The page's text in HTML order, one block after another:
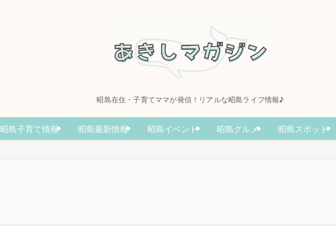
昭島在住・子育てママが発信！リアルな昭島ライフ情報♪
昭島子育て情報 昭島最新情報 昭島イベント 昭島グルメ 昭島スポット